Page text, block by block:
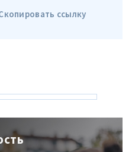
ссылку